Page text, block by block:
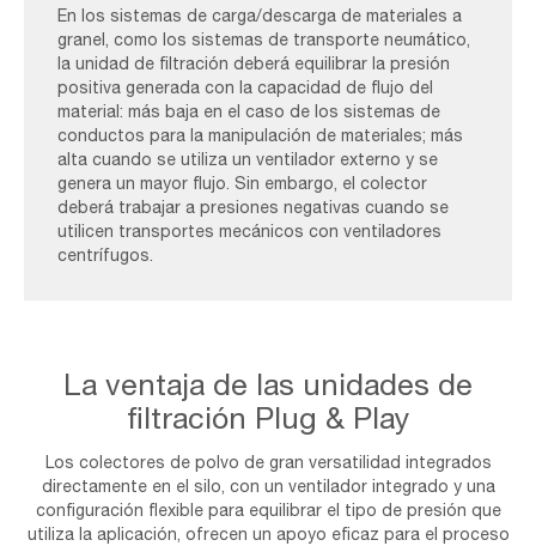
En los sistemas de carga/descarga de materiales a
granel, como los sistemas de transporte neumático,
la unidad de filtración deberá equilibrar la presión
positiva generada con la capacidad de flujo del
material: más baja en el caso de los sistemas de
conductos para la manipulación de materiales; más
alta cuando se utiliza un ventilador externo y se
genera un mayor flujo. Sin embargo, el colector
deberá trabajar a presiones negativas cuando se
utilicen transportes mecánicos con ventiladores
centrífugos.
La ventaja de las unidades de
filtración Plug & Play
Los colectores de polvo de gran versatilidad integrados
directamente en el silo, con un ventilador integrado y una
configuración flexible para equilibrar el tipo de presión que
utiliza la aplicación, ofrecen un apoyo eficaz para el proceso